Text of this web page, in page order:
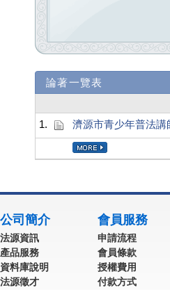
論著一覽表
1.
濟源市青少年普法講
公司簡介
法源資訊
產品服務
資料庫說明
法源徵才
會員服務
申請流程
會員條款
授權費用
付款方式